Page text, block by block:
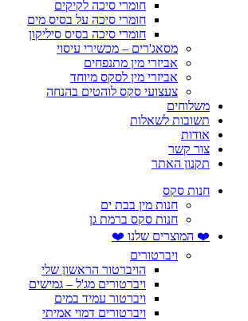
חומרי סיכה לקיקים
חומרי סיכה על בסיס מים
חומרי סיכה בסיס סיליקון
מסאג'רים – מכשירי עיסוי
אביזרי מין מתנפחים
אביזרי מין לסקס מיוחד
צעצועי סקס לוהטים בהנחה
משלוחים
תשובות לשאלות
אודות
צור קשר
תקנון האתר
חנות סקס
חנות מין בבת ים
חנות סקס ברמת גן
❤️ המוצרים שלנו ❤️
ויברטורים
הויברטור הראשון שלי
ויברטורים מג'ל – גמישים
ויברטור עמיד במים
ויברטורים דמוי אמיתי